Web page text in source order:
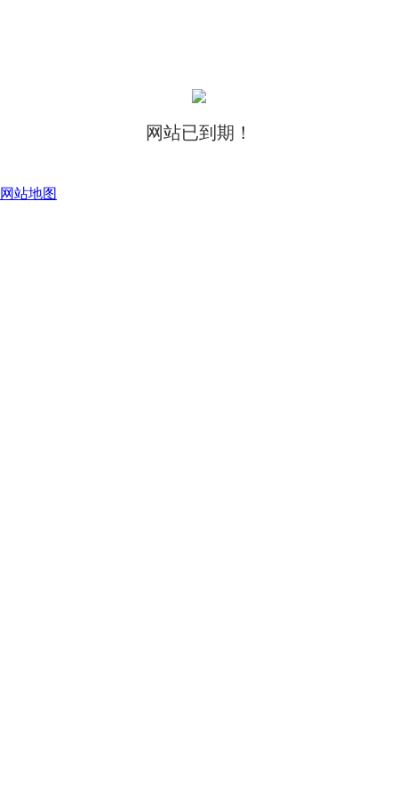
网站已到期！
网站地图